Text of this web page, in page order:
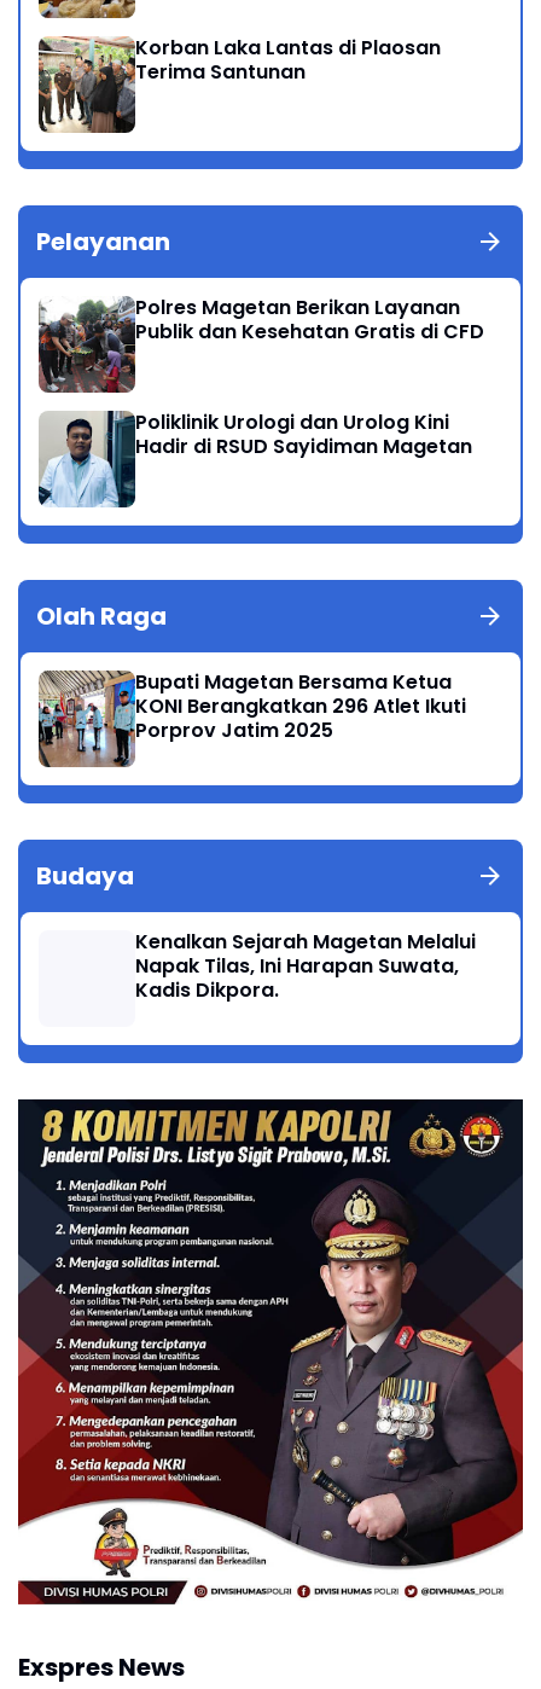
Korban Laka Lantas di Plaosan
Terima Santunan
Pelayanan
Polres Magetan Berikan Layanan
Publik dan Kesehatan Gratis di CFD
Poliklinik Urologi dan Urolog Kini
Hadir di RSUD Sayidiman Magetan
Olah Raga
Bupati Magetan Bersama Ketua
KONI Berangkatkan 296 Atlet Ikuti
Porprov Jatim 2025
Budaya
Kenalkan Sejarah Magetan Melalui
Napak Tilas, Ini Harapan Suwata,
Kadis Dikpora.
Exspres News